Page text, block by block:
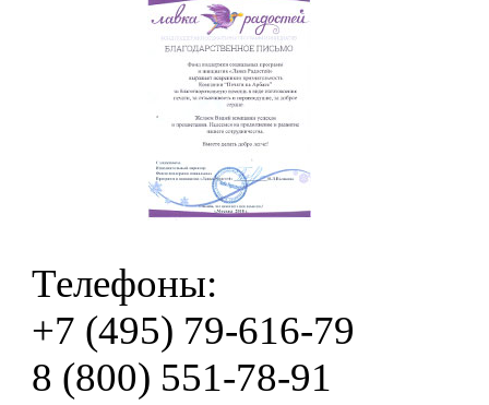
Телефоны:
+7 (495) 79-616-79
8 (800) 551-78-91